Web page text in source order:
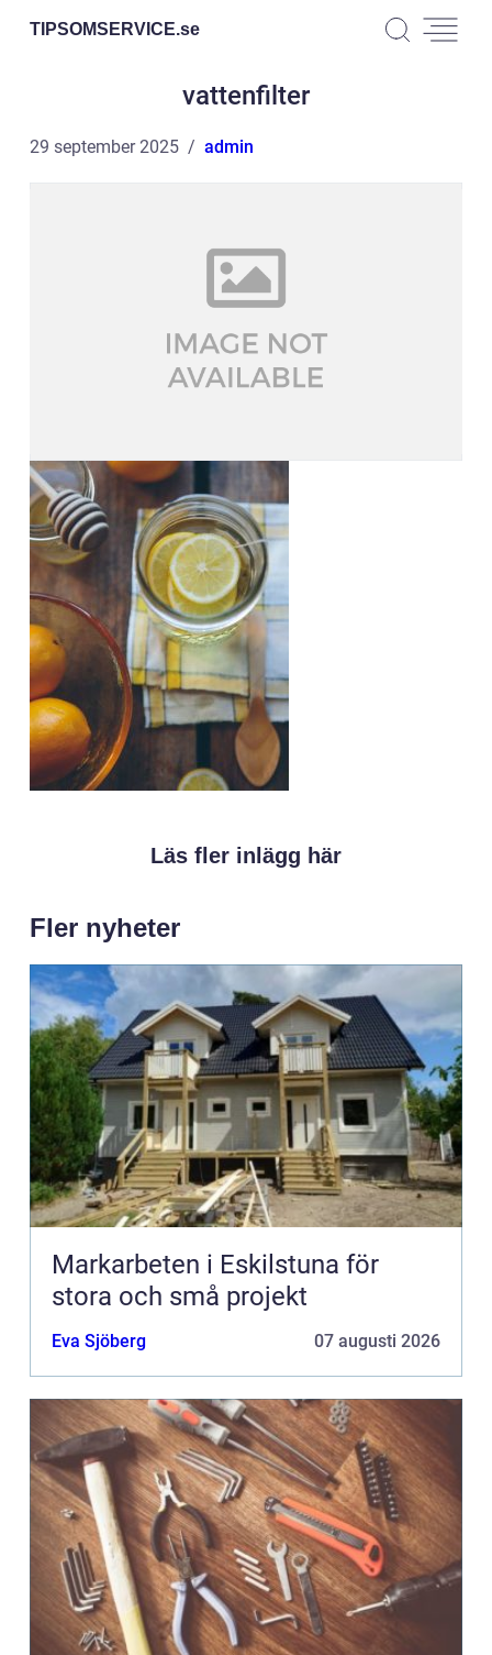
TIPSOMSERVICE.se
vattenfilter
29 september 2025 admin
Läs fler inlägg här
Fler nyheter
Markarbeten i Eskilstuna för
stora och små projekt
Eva Sjöberg 07 augusti 2026